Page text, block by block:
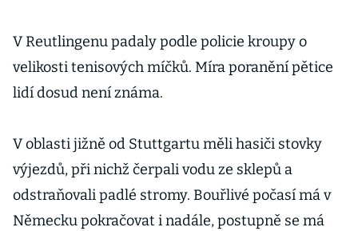
V Reutlingenu padaly podle policie kroupy o
velikosti tenisových míčků. Míra poranění pětice
lidí dosud není známa.
V oblasti jižně od Stuttgartu měli hasiči stovky
výjezdů, při nichž čerpali vodu ze sklepů a
odstraňovali padlé stromy. Bouřlivé počasí má v
Německu pokračovat i nadále, postupně se má